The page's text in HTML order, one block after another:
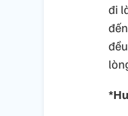
đi